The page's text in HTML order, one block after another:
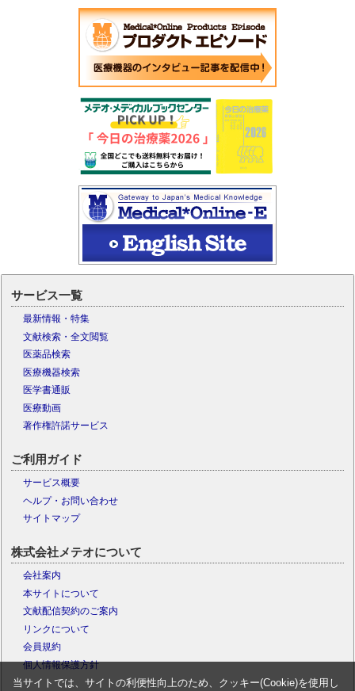
サービス一覧
最新情報・特集
文献検索・全文閲覧
医薬品検索
医療機器検索
医学書通販
医療動画
著作権許諾サービス
ご利用ガイド
サービス概要
ヘルプ・お問い合わせ
サイトマップ
株式会社メテオについて
会社案内
本サイトについて
文献配信契約のご案内
リンクについて
会員規約
個人情報保護方針
当サイトでは、サイトの利便性向上のため、クッキー(Cookie)を使用し